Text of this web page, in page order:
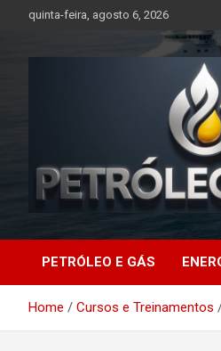
quinta-feira, agosto 6, 2026
Petróleo e
Últimas
PETRÓLEO E GÁS
Home Cursos e Treinamentos